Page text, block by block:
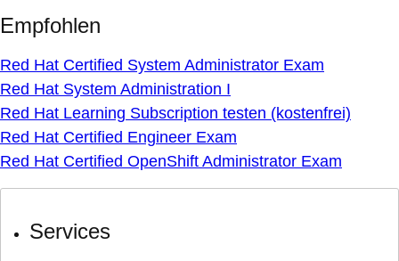
Empfohlen
Red Hat Certified System Administrator Exam
Red Hat System Administration I
Red Hat Learning Subscription testen (kostenfrei)
Red Hat Certified Engineer Exam
Red Hat Certified OpenShift Administrator Exam
Services